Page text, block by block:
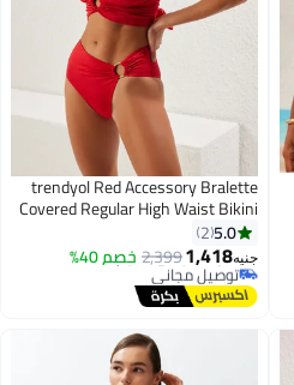
trendyol Red Accessory Bralette
Covered Regular High Waist Bikini
Set Tbess23Bt00073
5.0
2
جنيه1,418
2,399خصم 40%
#44 في أطقم البيكيني
أقل سعر في 7 يوم
توصيل مجاني
بتخلّص بسرعة
#44 في أطقم البيكيني